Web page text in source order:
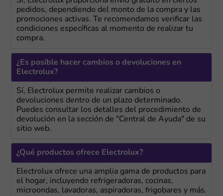
pedidos, dependiendo del monto de la compra y las
promociones activas. Te recomendamos verificar las
condiciones específicas al momento de realizar tu
compra.
¿Es posible hacer cambios o devoluciones en
Electrolux?
Sí, Electrolux permite realizar cambios o
devoluciones dentro de un plazo determinado.
Puedes consultar los detalles del procedimiento de
devolución en la sección de "Central de Ayuda" de su
sitio web.
¿Qué productos ofrece Electrolux?
Electrolux ofrece una amplia gama de productos para
el hogar, incluyendo refrigeradoras, cocinas,
microondas, lavadoras, aspiradoras, frigobares y más.